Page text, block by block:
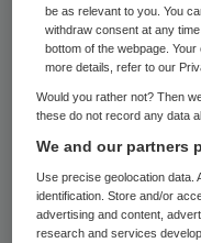
van het OM
aanleiding van
Drenthe.
Onderzoek
Om de
be as relevant to you. You
withdraw consent at any
bottom of the webpage.
more details, refer to our
Would you rather not? Then
these do not record any data
We and our partners
Use precise geolocation
identification. Store and/or
advertising and content,
research and services